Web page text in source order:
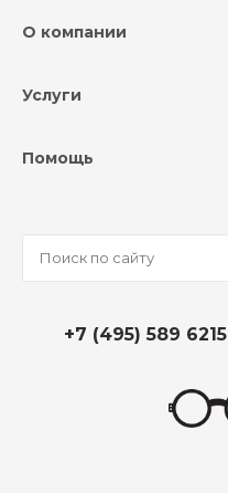
О компании
Услуги
Помощь
+7 (495) 589 6215